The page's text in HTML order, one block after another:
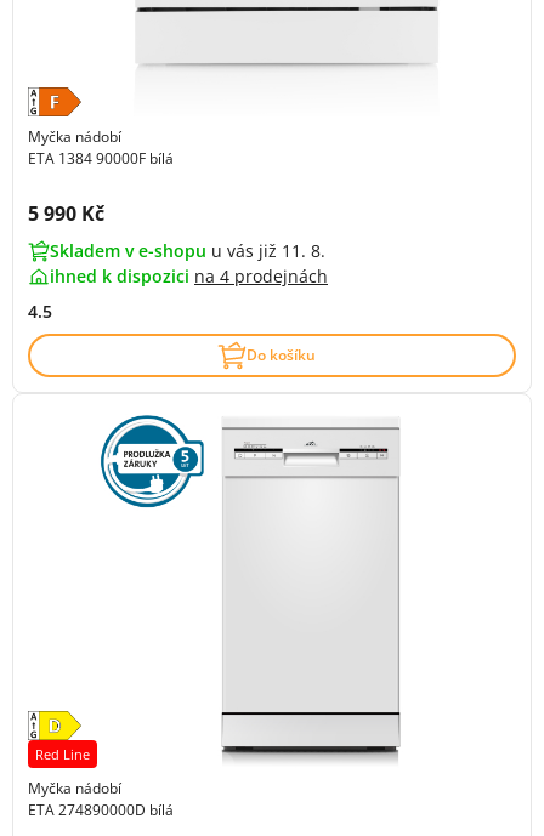
Myčka nádobí
ETA 1384 90000F bílá
Cena s DPH:
5 990 Kč
Skladem v e-shopu u vás již 11. 8.
ihned k dispozici na 4 prodejnách
4.5
Do košíku
Red Line
Myčka nádobí
ETA 274890000D bílá